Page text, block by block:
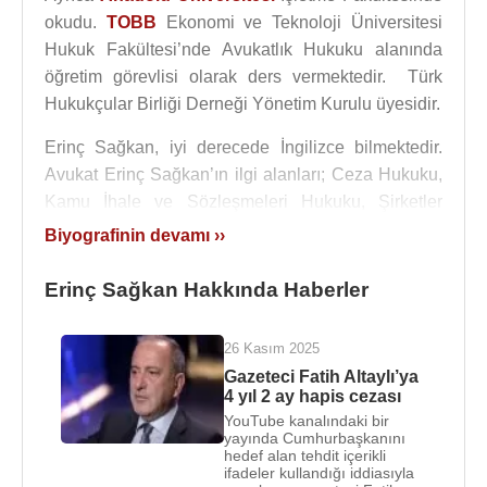
okudu. TOBB Ekonomi ve Teknoloji Üniversitesi
Hukuk Fakültesi’nde Avukatlık Hukuku alanında
öğretim görevlisi olarak ders vermektedir. Türk
Hukukçular Birliği Derneği Yönetim Kurulu üyesidir.
Erinç Sağkan, iyi derecede İngilizce bilmektedir.
Avukat Erinç Sağkan’ın ilgi alanları; Ceza Hukuku,
Kamu İhale ve Sözleşmeleri Hukuku, Şirketler
Hukuku, Spor Hukuku gibi konulardır.
yılından itibaren Ankara Barosu’na bağlı olarak
Erinç Sağkan, 21 Ekim2018tarihinde
gerçekleştirilen seçimler sonrası iseAnkara
Barosu Başkanı olarak seçildi. Ankara Barosu'nun
65’inci Olağan Genel Kurulu'nda 15 bin 633
avukatın katılımıyla yapılan seçimlerde, oyların 7
Biyografinin devamı ››
Erinç Sağkan Hakkında Haberler
26 Kasım 2025
Gazeteci Fatih Altaylı’ya
4 yıl 2 ay hapis cezası
YouTube kanalındaki bir
yayında Cumhurbaşkanını
hedef alan tehdit içerikli
ifadeler kullandığı iddiasıyla